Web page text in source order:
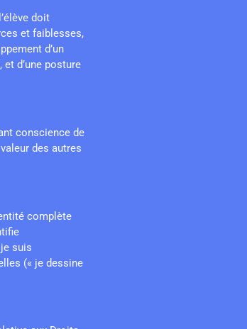
doit
et faiblesses,
d’un
d’une posture
conscience de
des autres
complète
suis
(« je dessine